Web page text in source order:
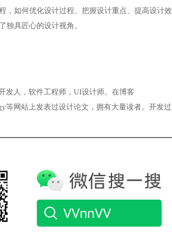
，如何优化设计过程、把握设计重点、提高设计效
独具匠心的设计视角。
发人，软件工程师，UI设计师。在博客
等网站上发表过设计论文，拥有大量读者。开发过